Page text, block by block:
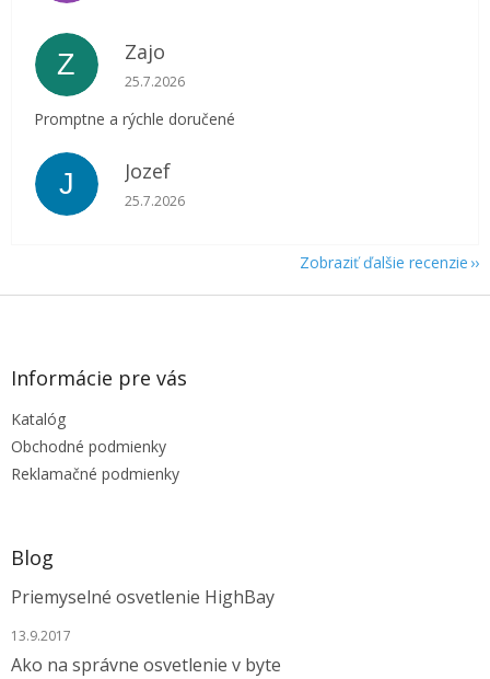
Z Zajo
Hodnotenie obchodu je 5 z 5 hviezdičiek.
25.7.2026
Promptne a rýchle doručené
J Jozef
Hodnotenie obchodu je 5 z 5 hviezdičiek.
25.7.2026
Zobraziť ďalšie recenzie
Z
Informácie pre vás
Katalóg
Obchodné podmienky
Reklamačné podmienky
Blog
Priemyselné osvetlenie HighBay
13.9.2017
Ako na správne osvetlenie v byte